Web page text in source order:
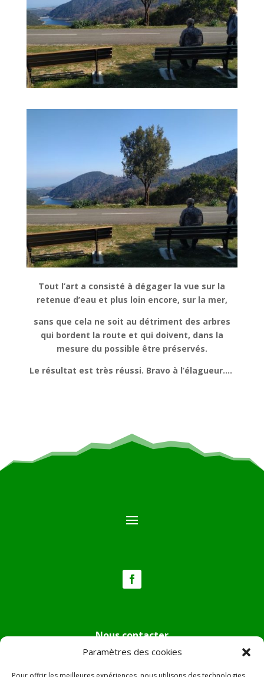
Paramètres des cookies
Tout l’art a consisté à dégager la vue sur la
retenue d’eau et plus loin encore, sur la mer,
sans que cela ne soit au détriment des arbres
qui bordent la route et qui doivent, dans la
mesure du possible être préservés.
Le résultat est très réussi. Bravo à l’élagueur….
Nous contacter
Tél :04.95.36.24.02
Mail: mairie.pietradiverde@wanadoo.fr